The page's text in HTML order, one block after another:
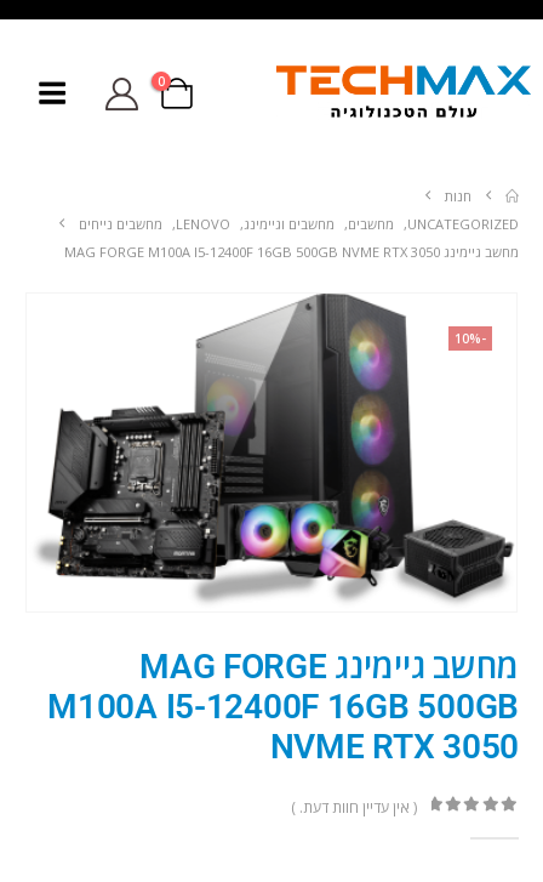
0
חנות
UNCATEGORIZED
, מחשבים, מחשבים וגיימינג,
LENOVO
,
מחשבים נייחים
מחשב גיימינג MAG FORGE M100A I5-12400F 16GB 500GB NVME RTX 3050
-10%
מחשב גיימינג MAG FORGE
M100A I5-12400F 16GB 500GB
NVME RTX 3050
( אין עדיין חוות דעת. )